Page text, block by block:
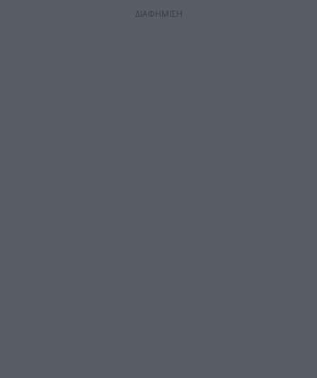
ΔΙΑΦΗΜΙΣΗ